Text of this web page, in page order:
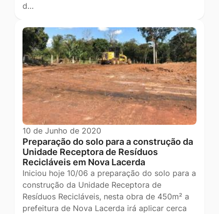
d…
10 de Junho de 2020
Preparação do solo para a construção da
Unidade Receptora de Resíduos
Recicláveis em Nova Lacerda
Iniciou hoje 10/06 a preparação do solo para a
construção da Unidade Receptora de
Resíduos Recicláveis, nesta obra de 450m² a
prefeitura de Nova Lacerda irá aplicar cerca